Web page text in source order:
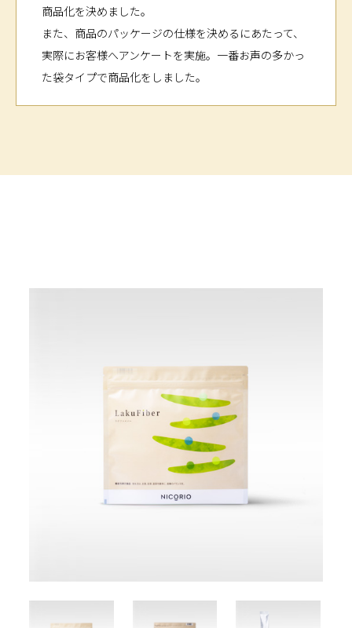
商品化を決めました。
また、商品のパッケージの仕様を決めるにあたって、
実際にお客様へアンケートを実施。一番お声の多かっ
た袋タイプで商品化をしました。